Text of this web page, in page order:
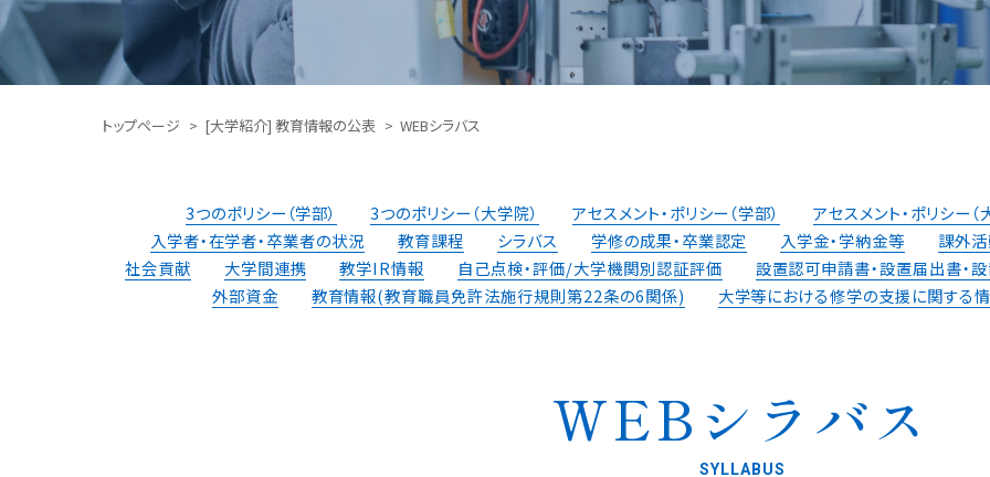
トップページ [大学紹介] 教育情報の公表 WEBシラバス
3つのポリシー（学部） 3つのポリシー（大学院） アセスメント・ポリシー（学部） アセスメント・ポリシー（
⼊学者・在学者・卒業者の状況
教育課程 シラバス 学修の成果・卒業認定 入学金・学納金等 課外活
社会貢献
⼤学間連携 教学IR情報 ⾃⼰点検・評価/⼤学機関別認証評価 設置認可申請書・設置届出書・
外部資⾦
教育情報(教育職員免許法施行規則第22条の6関係) 大学等における修学の支援に関する
WEBシラバス
SYLLABUS